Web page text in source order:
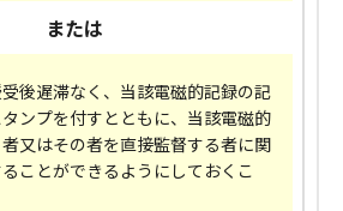
または
後遅滞なく、当該電磁的記録の記
ンプを付すとともに、当該電磁的
又はその者を直接監督する者に関
ことができるようにしておくこ